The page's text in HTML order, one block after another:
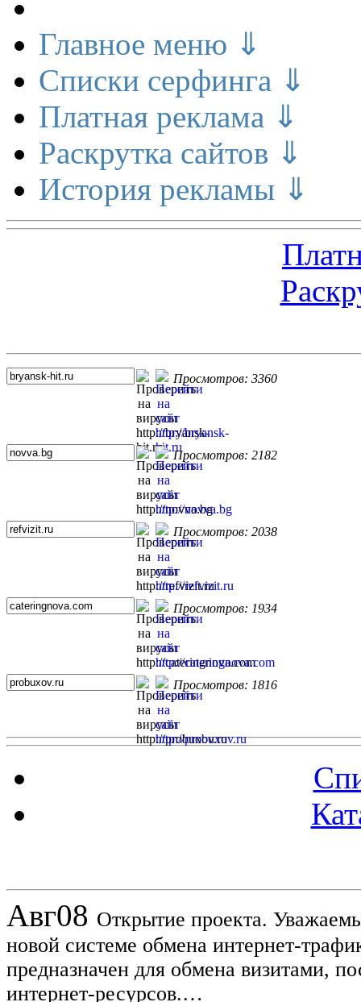
Главное меню ⇓
Списки серфинга ⇓
Платная реклама ⇓
Раскрутка сайтов ⇓
История рекламы ⇓
Просмотров: 3360
Просмотров: 2182
Просмотров: 2038
Просмотров: 1934
Просмотров: 1816
Авг08 Открытие проекта.
новой системе обмена интернет-
предназначен для обмена визитами,
интернет-ресурсов.…